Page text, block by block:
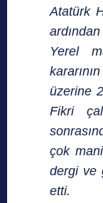
Atatürk
Yerel
üzerine
Fikri
çok
dergi ve
etti.